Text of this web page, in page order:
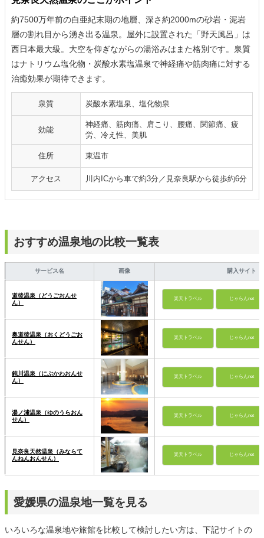
約7500万年前の白亜紀末期の地層、深さ約2000mの砂岩・泥岩
層の割れ目から湧き出る温泉。屋外に設置された「野天風呂」は
西日本最大級。大空を仰ぎながらの湯浴みはまた格別です。泉質
はナトリウム塩化物・炭酸水素塩温泉で神経痛や筋肉痛に対する
治癒効果が期待できます。
泉質 炭酸水素塩泉、塩化物泉
効能
神経痛、筋肉痛、肩こり、腰痛、関節痛、疲
労、冷え性、美肌
住所 東温市
アクセス 川内ICから車で約3分／見奈良駅から徒歩約6分
おすすめ温泉地の比較一覧表
サービス名 画像 購入サイト
道後温泉（どうごおんせ
ん）
楽天トラベル じゃらんnet
奥道後温泉（おくどうごお
んせん）
楽天トラベル じゃらんnet
鈍川温泉（にぶかわおんせ
ん）
楽天トラベル じゃらんnet
湯ノ浦温泉（ゆのうらおん
せん）
楽天トラベル じゃらんnet
見奈良天然温泉（みならて
んねんおんせん）
楽天トラベル じゃらんnet
愛媛県の温泉地一覧を見る
いろいろな温泉地や旅館を比較して検討したい方は、下記サイトの